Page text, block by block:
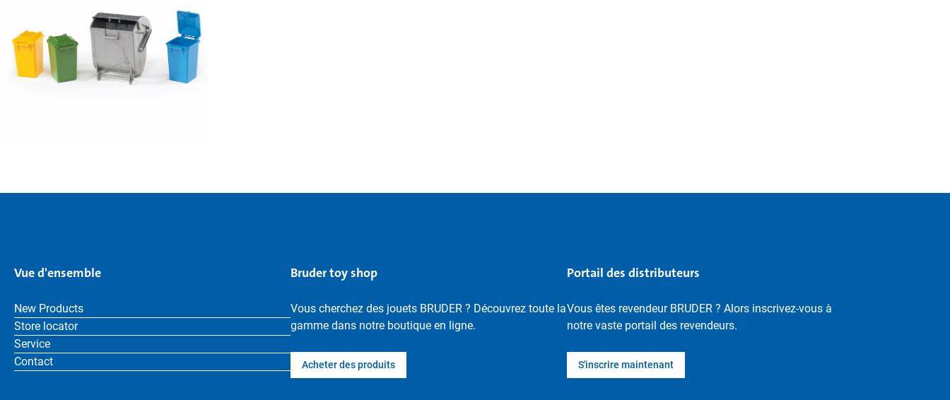
Vue d'ensemble
New Products
Store locator
Service
Contact
Bruder toy shop
Vous cherchez des jouets BRUDER ? Découvrez toute la
gamme dans notre boutique en ligne.
Acheter des produits
Portail des distributeurs
Vous êtes revendeur BRUDER ? Alors inscrivez-vous à
notre vaste portail des revendeurs.
S'inscrire maintenant